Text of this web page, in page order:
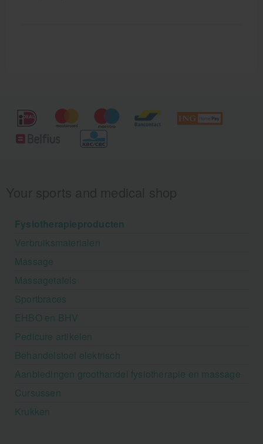
Fysiotherapieproducten
Verbruiksmaterialen
Massage
Massagetafels
Sportbraces
EHBO en BHV
Pedicure artikelen
Behandelstoel elektrisch
Aanbiedingen groothandel fysiotherapie en massage
Cursussen
Krukken